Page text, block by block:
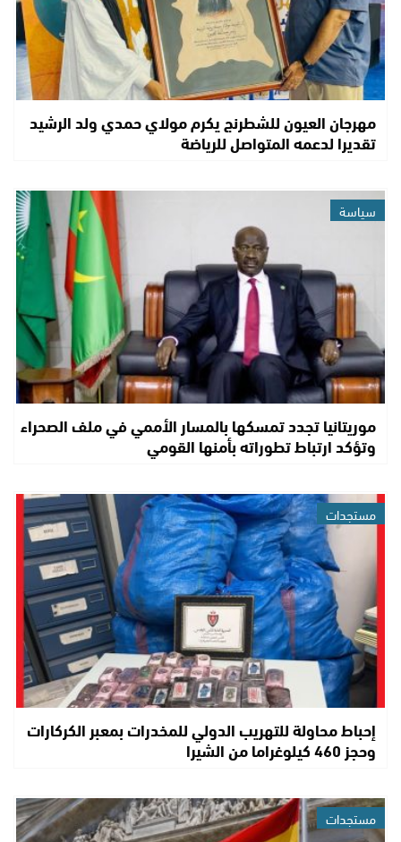
مهرجان العيون للشطرنج يكرم مولاي حمدي ولد الرشيد
تقديرا لدعمه المتواصل للرياضة
سياسة
موريتانيا تجدد تمسكها بالمسار الأممي في ملف الصحراء
وتؤكد ارتباط تطوراته بأمنها القومي
مستجدات
إحباط محاولة للتهريب الدولي للمخدرات بمعبر الكركارات
وحجز 460 كيلوغراما من الشيرا
مستجدات